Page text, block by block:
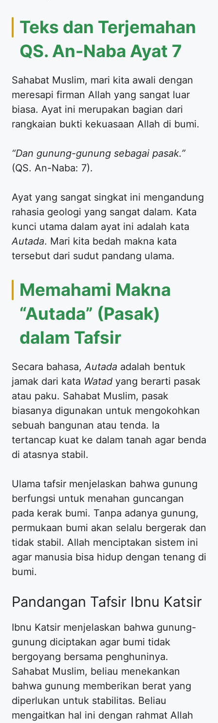
Teks dan Terjemahan
QS. An-Naba Ayat 7
Sahabat Muslim, mari kita awali dengan
meresapi firman Allah yang sangat luar
biasa. Ayat ini merupakan bagian dari
rangkaian bukti kekuasaan Allah di bumi.
“Dan gunung-gunung sebagai pasak.”
(QS. An-Naba: 7).
Ayat yang sangat singkat ini mengandung
rahasia geologi yang sangat dalam. Kata
kunci utama dalam ayat ini adalah kata
Autada. Mari kita bedah makna kata
tersebut dari sudut pandang ulama.
Memahami Makna
“Autada” (Pasak)
dalam Tafsir
Secara bahasa, Autada adalah bentuk
jamak dari kata Watad yang berarti pasak
atau paku. Sahabat Muslim, pasak
biasanya digunakan untuk mengokohkan
sebuah bangunan atau tenda. Ia
tertancap kuat ke dalam tanah agar benda
di atasnya stabil.
Ulama tafsir menjelaskan bahwa gunung
berfungsi untuk menahan guncangan
pada kerak bumi. Tanpa adanya gunung,
permukaan bumi akan selalu bergerak dan
tidak stabil. Allah menciptakan sistem ini
agar manusia bisa hidup dengan tenang di
bumi.
Pandangan Tafsir Ibnu Katsir
Ibnu Katsir menjelaskan bahwa gunung-
gunung diciptakan agar bumi tidak
bergoyang bersama penghuninya.
Sahabat Muslim, beliau menekankan
bahwa gunung memberikan berat yang
diperlukan untuk stabilitas. Beliau
mengaitkan hal ini dengan rahmat Allah